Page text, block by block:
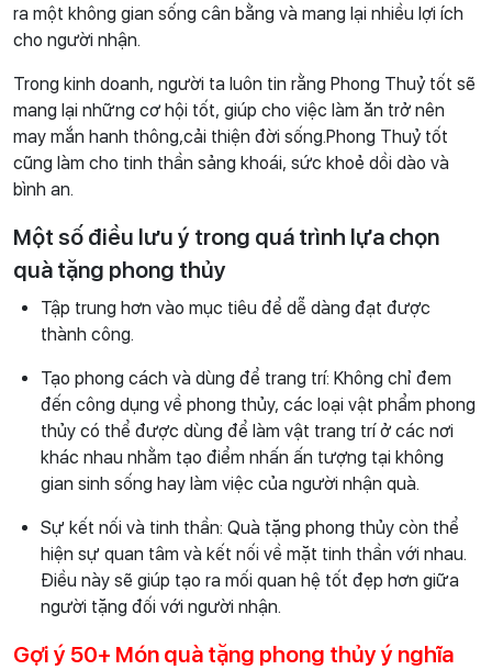
ra một không gian sống cân bằng và mang lại nhiều lợi ích
cho người nhận.
Trong kinh doanh, người ta luôn tin rằng Phong Thuỷ tốt sẽ
mang lại những cơ hội tốt, giúp cho việc làm ăn trở nên
may mắn hanh thông,cải thiện đời sống.Phong Thuỷ tốt
cũng làm cho tinh thần sảng khoái, sức khoẻ dồi dào và
bình an.
Một số điều lưu ý trong quá trình lựa chọn
quà tặng phong thủy
Tập trung hơn vào mục tiêu để dễ dàng đạt được
thành công.
Tạo phong cách và dùng để trang trí: Không chỉ đem
đến công dụng về phong thủy, các loại vật phẩm phong
thủy có thể được dùng để làm vật trang trí ở các nơi
khác nhau nhằm tạo điểm nhấn ấn tượng tại không
gian sinh sống hay làm việc của người nhận quà.
Sự kết nối và tinh thần: Quà tặng phong thủy còn thể
hiện sự quan tâm và kết nối về mặt tinh thần với nhau.
Điều này sẽ giúp tạo ra mối quan hệ tốt đẹp hơn giữa
người tặng đối với người nhận.
Gợi ý 50+ Món quà tặng phong thủy ý nghĩa